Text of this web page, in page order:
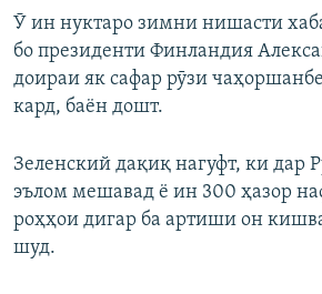
Ӯ ин нуктаро зимни нишасти
бо президенти Финландия
доираи як сафар рӯзи
кард, баён дошт.
Зеленский дақиқ нагуфт, ки дар
эълом мешавад ё ин 300 ҳазор
роҳҳои дигар ба артиши он
шуд.